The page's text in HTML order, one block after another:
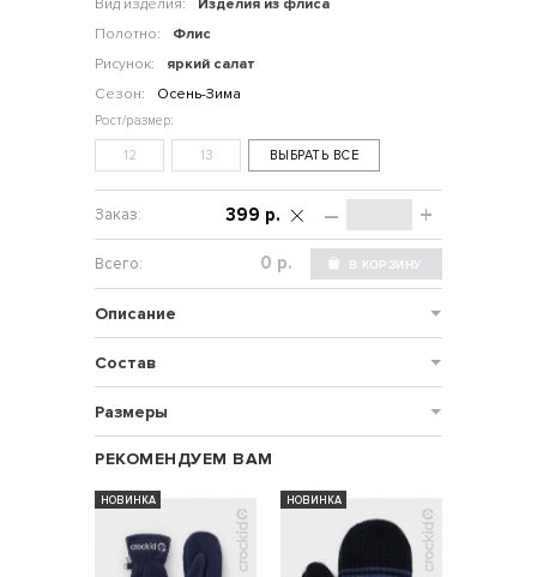
Вид изделия:
Изделия из флиса
Полотно:
Флис
Рисунок:
яркий салат
Сезон:
Осень-Зима
12 13 ВЫБРАТЬ ВСЕ
– +
399 р.
р.
Описание
Состав
Размеры
РЕКОМЕНДУЕМ ВАМ
НОВИНКА НОВИНКА